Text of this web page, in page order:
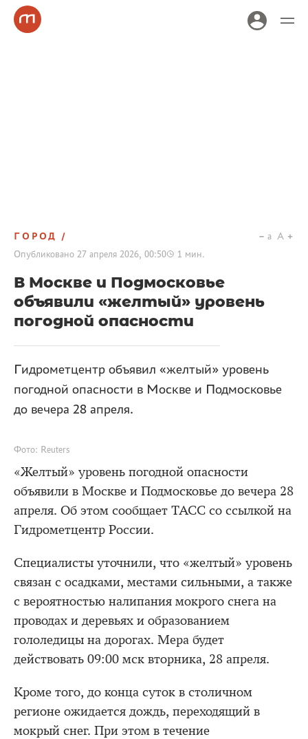
ГОРОД
Опубликовано 27 апреля 2026, 00:50 1 мин.
a A
В Москве и Подмосковье
объявили «желтый» уровень
погодной опасности
Гидрометцентр объявил «желтый» уровень
погодной опасности в Москве и Подмосковье
до вечера 28 апреля.
Фото: Reuters
«Желтый» уровень погодной опасности
объявили в Москве и Подмосковье до вечера 28
апреля. Об этом сообщает ТАСС со ссылкой на
Гидрометцентр России.
Специалисты уточнили, что «желтый» уровень
связан с осадками, местами сильными, а также
с вероятностью налипания мокрого снега на
проводах и деревьях и образованием
гололедицы на дорогах. Мера будет
действовать 09:00 мск вторника, 28 апреля.
Кроме того, до конца суток в столичном
регионе ожидается дождь, переходящий в
мокрый снег. При этом в течение